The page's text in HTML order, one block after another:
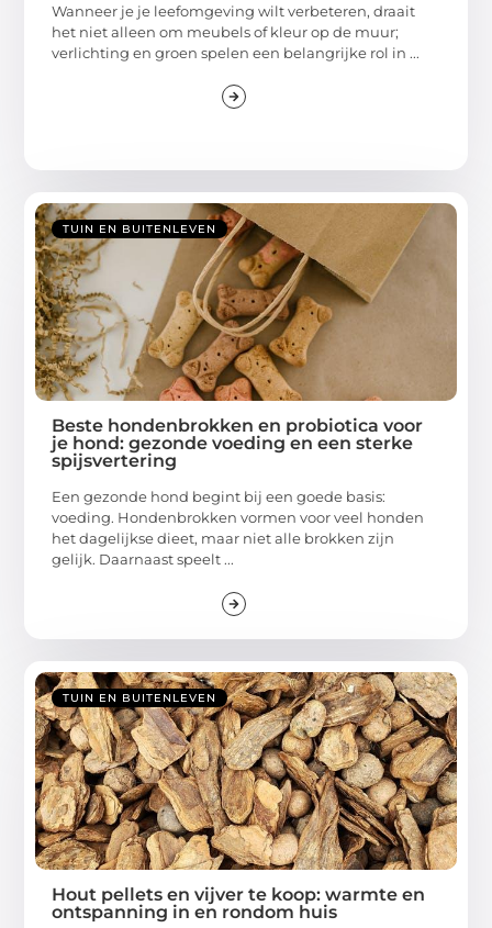
Wanneer je je leefomgeving wilt verbeteren, draait
het niet alleen om meubels of kleur op de muur;
verlichting en groen spelen een belangrijke rol in ...
TUIN EN BUITENLEVEN
Beste hondenbrokken en probiotica voor
je hond: gezonde voeding en een sterke
spijsvertering
Een gezonde hond begint bij een goede basis:
voeding. Hondenbrokken vormen voor veel honden
het dagelijkse dieet, maar niet alle brokken zijn
gelijk. Daarnaast speelt ...
TUIN EN BUITENLEVEN
Hout pellets en vijver te koop: warmte en
ontspanning in en rondom huis